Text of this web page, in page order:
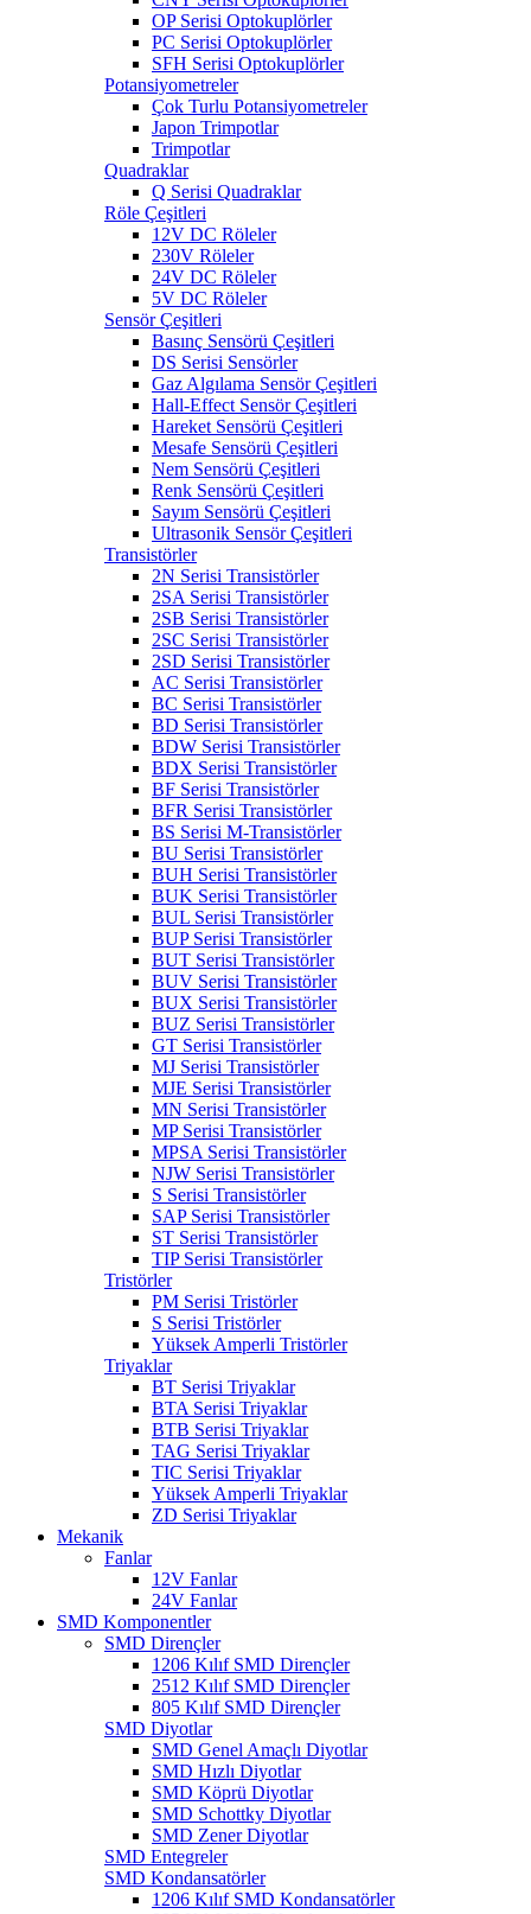
OP Serisi Optokuplörler
PC Serisi Optokuplörler
SFH Serisi Optokuplörler
Potansiyometreler
Çok Turlu Potansiyometreler
Japon Trimpotlar
Trimpotlar
Quadraklar
Q Serisi Quadraklar
Röle Çeşitleri
12V DC Röleler
230V Röleler
24V DC Röleler
5V DC Röleler
Sensör Çeşitleri
Basınç Sensörü Çeşitleri
DS Serisi Sensörler
Gaz Algılama Sensör Çeşitleri
Hall-Effect Sensör Çeşitleri
Hareket Sensörü Çeşitleri
Mesafe Sensörü Çeşitleri
Nem Sensörü Çeşitleri
Renk Sensörü Çeşitleri
Sayım Sensörü Çeşitleri
Ultrasonik Sensör Çeşitleri
Transistörler
2N Serisi Transistörler
2SA Serisi Transistörler
2SB Serisi Transistörler
2SC Serisi Transistörler
2SD Serisi Transistörler
AC Serisi Transistörler
BC Serisi Transistörler
BD Serisi Transistörler
BDW Serisi Transistörler
BDX Serisi Transistörler
BF Serisi Transistörler
BFR Serisi Transistörler
BS Serisi M-Transistörler
BU Serisi Transistörler
BUH Serisi Transistörler
BUK Serisi Transistörler
BUL Serisi Transistörler
BUP Serisi Transistörler
BUT Serisi Transistörler
BUV Serisi Transistörler
BUX Serisi Transistörler
BUZ Serisi Transistörler
GT Serisi Transistörler
MJ Serisi Transistörler
MJE Serisi Transistörler
MN Serisi Transistörler
MP Serisi Transistörler
MPSA Serisi Transistörler
NJW Serisi Transistörler
S Serisi Transistörler
SAP Serisi Transistörler
ST Serisi Transistörler
TIP Serisi Transistörler
Tristörler
PM Serisi Tristörler
S Serisi Tristörler
Yüksek Amperli Tristörler
Triyaklar
BT Serisi Triyaklar
BTA Serisi Triyaklar
BTB Serisi Triyaklar
TAG Serisi Triyaklar
TIC Serisi Triyaklar
Yüksek Amperli Triyaklar
ZD Serisi Triyaklar
Mekanik
Fanlar
12V Fanlar
24V Fanlar
SMD Komponentler
SMD Dirençler
1206 Kılıf SMD Dirençler
2512 Kılıf SMD Dirençler
805 Kılıf SMD Dirençler
SMD Diyotlar
SMD Genel Amaçlı Diyotlar
SMD Hızlı Diyotlar
SMD Köprü Diyotlar
SMD Schottky Diyotlar
SMD Zener Diyotlar
SMD Entegreler
SMD Kondansatörler
1206 Kılıf SMD Kondansatörler